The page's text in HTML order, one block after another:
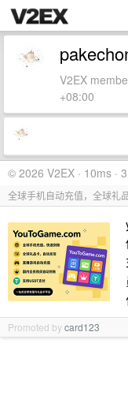
V2EX
+08:00
© 2026 V2EX · 10ms ·
全球手机自动充值，全球礼
Promoted bycard123